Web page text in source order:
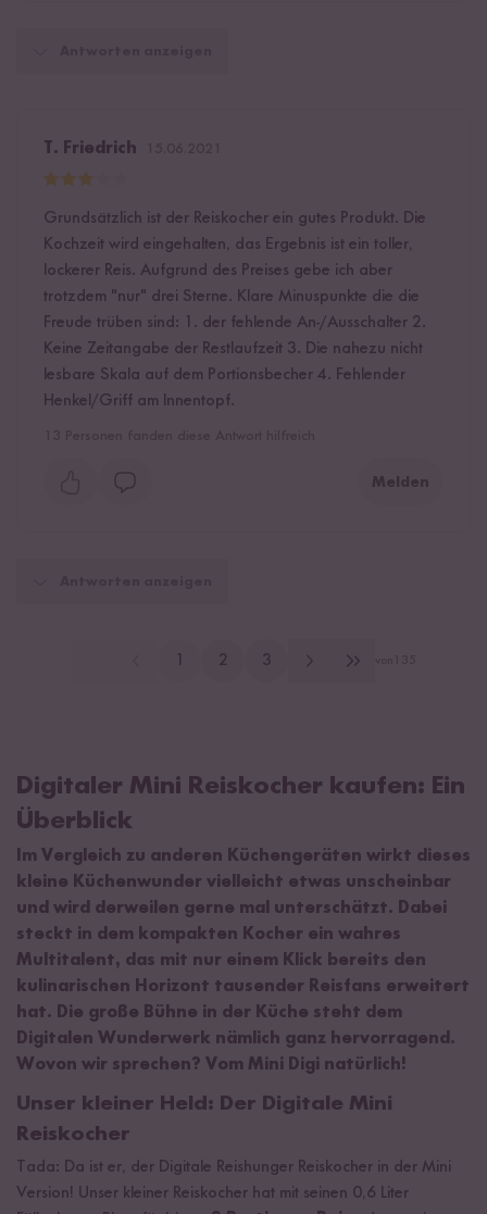
T. Friedrich
Grundsätzlich ist der Reiskocher ein gutes Produkt. Die
Kochzeit wird eingehalten, das Ergebnis ist ein toller,
lockerer Reis. Aufgrund des Preises gebe ich aber
trotzdem "nur" drei Sterne. Klare Minuspunkte die die
Freude trüben sind: 1. der fehlende An-/Ausschalter 2.
Keine Zeitangabe der Restlaufzeit 3. Die nahezu nicht
lesbare Skala auf dem Portionsbecher 4. Fehlender
Henkel/Griff am Innentopf.
Melden
2 3
Digitaler Mini Reiskocher kaufen: Ein
Überblick
Im Vergleich zu anderen Küchengeräten wirkt dieses
kleine Küchenwunder vielleicht etwas unscheinbar
und wird derweilen gerne mal unterschätzt. Dabei
steckt in dem kompakten Kocher ein wahres
Multitalent, das mit nur einem Klick bereits den
kulinarischen Horizont tausender Reisfans erweitert
hat. Die große Bühne in der Küche steht dem
Digitalen Wunderwerk nämlich ganz hervorragend.
Wovon wir sprechen? Vom Mini Digi natürlich!
Unser kleiner Held: Der Digitale Mini
Reiskocher
Tada: Da ist er, der Digitale Reishunger Reiskocher in der Mini
Version! Unser kleiner Reiskocher hat mit seinen 0,6 Liter